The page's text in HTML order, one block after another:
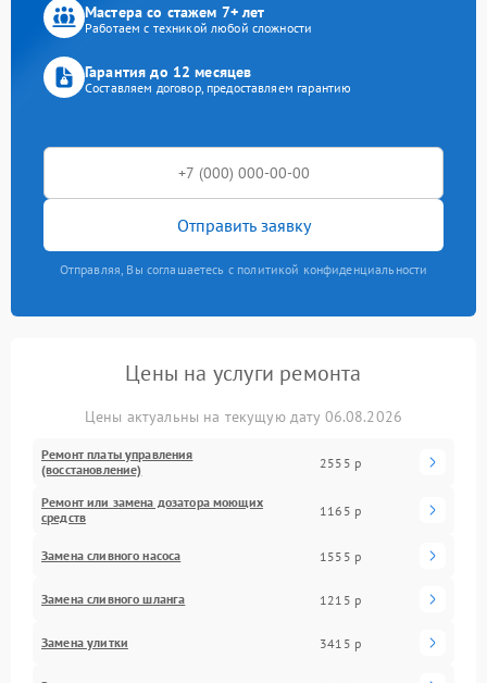
Мастера со стажем 7+ лет
Работаем с техникой любой сложности
Гарантия до 12 месяцев
Составляем договор, предоставляем гарантию
Отправить заявку
Отправляя, Вы соглашаетесь с политикой конфиденциальности
Цены на услуги ремонта
Цены актуальны на текущую дату 06.08.2026
Ремонт платы управления
(восстановление)
2555 р
Ремонт или замена дозатора моющих
средств
1165 р
Замена сливного насоса 1555 р
Замена сливного шланга 1215 р
Замена улитки 3415 р